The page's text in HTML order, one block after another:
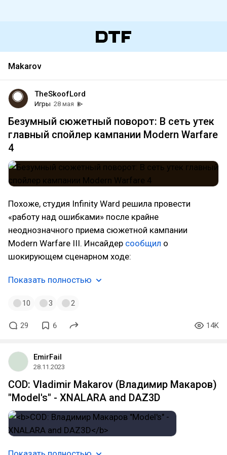
Makarov
TheSkoofLord
Игры 28 мая
Безумный сюжетный поворот: В сеть утек
главный спойлер кампании Modern Warfare
4
Похоже, студия Infinity Ward решила провести
«работу над ошибками» после крайне
неоднозначного приема сюжетной кампании
Modern Warfare III. Инсайдер сообщил о
шокирующем сценарном ходе:
Показать полностью
10 3 2
29 6 14K
EmirFail
28.11.2023
COD: Vladimir Makarov (Владимир Макаров)
"Model's" - XNALARA and DAZ3D